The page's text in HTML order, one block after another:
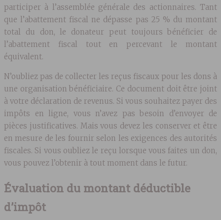
participer à l’assemblée générale des actionnaires. Tant
que l’abattement fiscal ne dépasse pas 25 % du montant
total du don, le donateur peut toujours bénéficier de
l’abattement fiscal tout en percevant le montant
équivalent.
N’oubliez pas de collecter les reçus fiscaux pour les dons à
une organisation bénéficiaire. Ce document doit être joint
à votre déclaration de revenus. Si vous souhaitez payer des
impôts en ligne, vous n’avez pas besoin d’envoyer de
pièces justificatives. Mais vous devez les conserver et être
en mesure de les fournir selon les exigences des autorités
fiscales. Si vous oubliez le reçu lorsque vous faites un don,
vous pouvez l’obtenir à tout moment dans le futur.
Évaluation du montant déductible
d’impôt